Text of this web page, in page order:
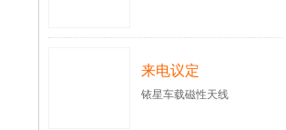
来电议定
铱星车载磁性天线